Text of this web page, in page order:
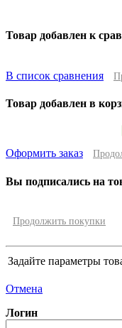
Товар добавлен к
В список сравнения
Товар добавлен в
Оформить заказ
Вы подписались на
Продолжить покупки
Задайте параметры
Отмена
Логин